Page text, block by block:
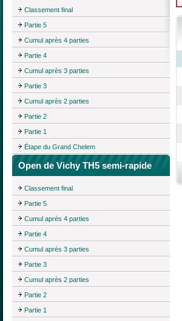
Classement final
Partie 5
Cumul après 4 parties
Partie 4
Cumul après 3 parties
Partie 3
Cumul après 2 parties
Partie 2
Partie 1
Étape du Grand Chelem
Open de Vichy TH5 semi-rapide
Classement final
Partie 5
Cumul après 4 parties
Partie 4
Cumul après 3 parties
Partie 3
Cumul après 2 parties
Partie 2
Partie 1